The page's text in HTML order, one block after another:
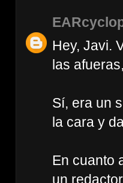
Hey, Javi.
las
Sí, era un
la cara y
En cuanto
un